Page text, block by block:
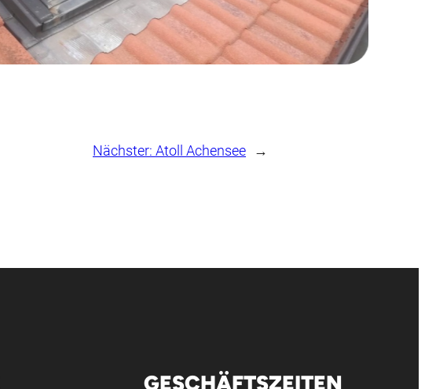
Nächster: Atoll Achensee →
GESCHÄFTSZEITEN